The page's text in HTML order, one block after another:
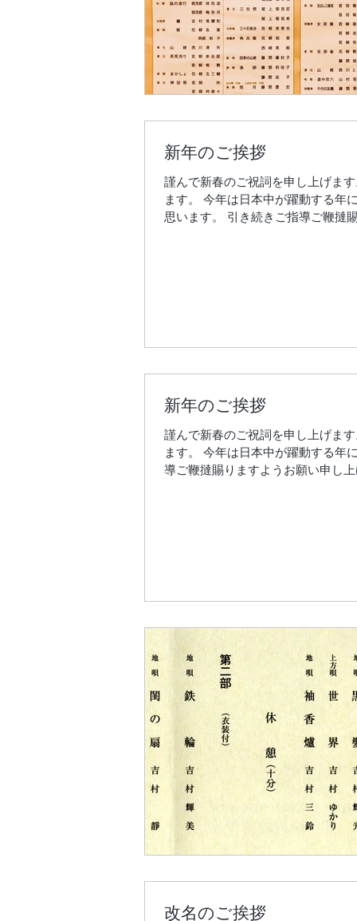
新年のご挨拶
謹んで新春のご祝詞を申し上げま
ます。 今年は日本中が躍動する年
思います。 引き続きご指導ご鞭撻
新年のご挨拶
謹んで新春のご祝詞を申し上げま
ます。 今年は日本中が躍動する年
導ご鞭撻賜りますようお願い申し
改名のご挨拶